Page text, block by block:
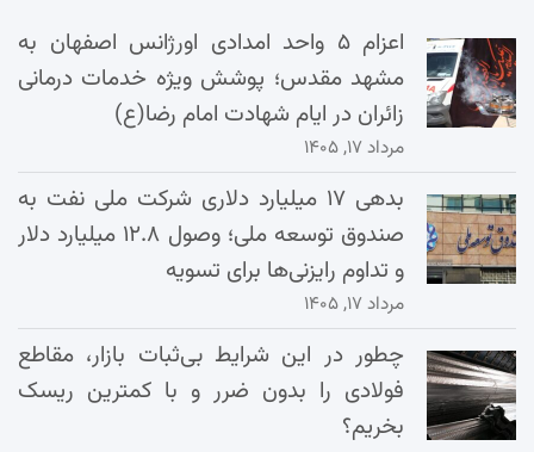
اعزام ۵ واحد امدادی اورژانس اصفهان به
مشهد مقدس؛ پوشش ویژه خدمات درمانی
زائران در ایام شهادت امام رضا(ع)
مرداد ۱۷, ۱۴۰۵
بدهی ۱۷ میلیارد دلاری شرکت ملی نفت به
صندوق توسعه ملی؛ وصول ۱۲.۸ میلیارد دلار
و تداوم رایزنی‌ها برای تسویه
مرداد ۱۷, ۱۴۰۵
چطور در این شرایط بی‌ثبات بازار، مقاطع
فولادی را بدون ضرر و با کمترین ریسک
بخریم؟